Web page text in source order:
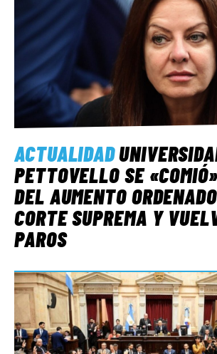
ACTUALIDAD
PETTOVELLO SE
DEL AUMENTO
CORTE SUPREMA Y
PAROS